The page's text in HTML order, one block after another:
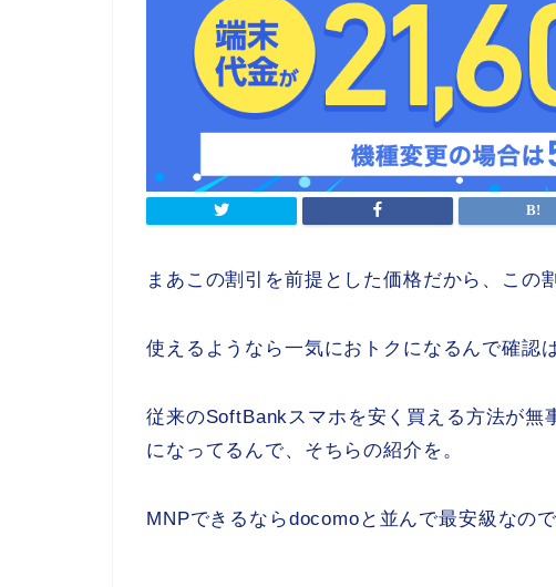
まあこの割引を前提とした価格だから、この
使えるようなら一気におトクになるんで確認
従来のSoftBankスマホを安く買える方法が無
になってるんで、そちらの紹介を。
MNPできるならdocomoと並んで最安級なの